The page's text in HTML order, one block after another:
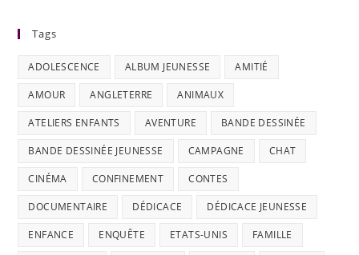
Tags
ADOLESCENCE ALBUM JEUNESSE AMITIÉ
AMOUR ANGLETERRE ANIMAUX
ATELIERS ENFANTS AVENTURE BANDE DESSINÉE
BANDE DESSINÉE JEUNESSE CAMPAGNE CHAT
CINÉMA CONFINEMENT CONTES
DOCUMENTAIRE DÉDICACE DÉDICACE JEUNESSE
ENFANCE ENQUÊTE ETATS-UNIS FAMILLE